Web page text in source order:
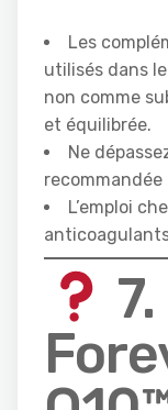
Les
utilisés dans
non comme
et équilibrée.
Ne
recommandée
L’emploi